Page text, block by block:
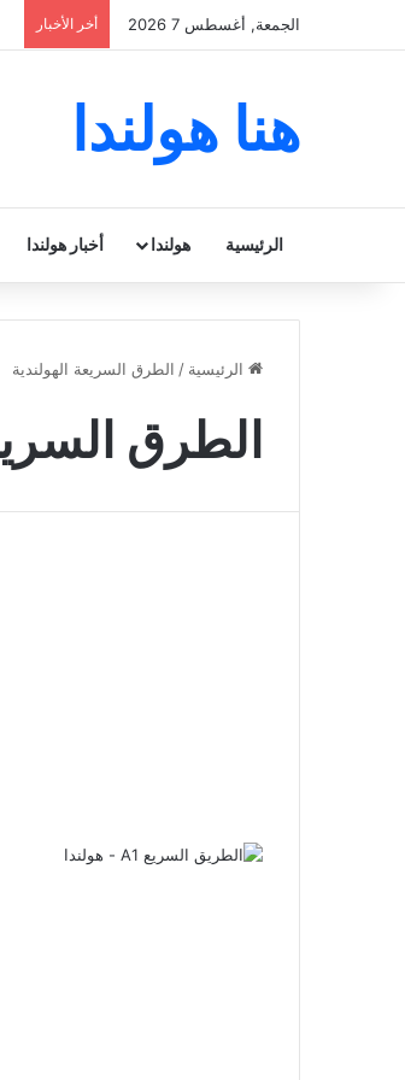
الجمعة, أغسطس 7 2026 أخر الأخبار
هنا هولندا
الرئيسية هولندا أخبار هولندا
الرئيسية / الطرق السريعة الهولندية
الطرق